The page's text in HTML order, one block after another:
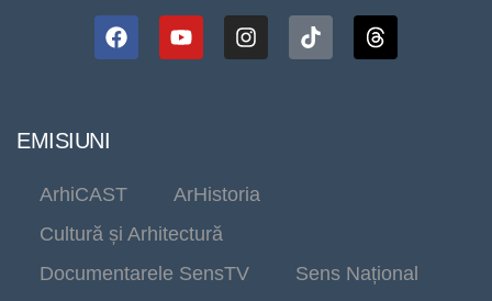
EMISIUNI
ArhiCAST
ArHistoria
Cultură și Arhitectură
Documentarele SensTV
Sens Național